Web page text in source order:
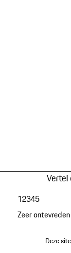
Vertel
Zeer ontevreden
12345
Deze